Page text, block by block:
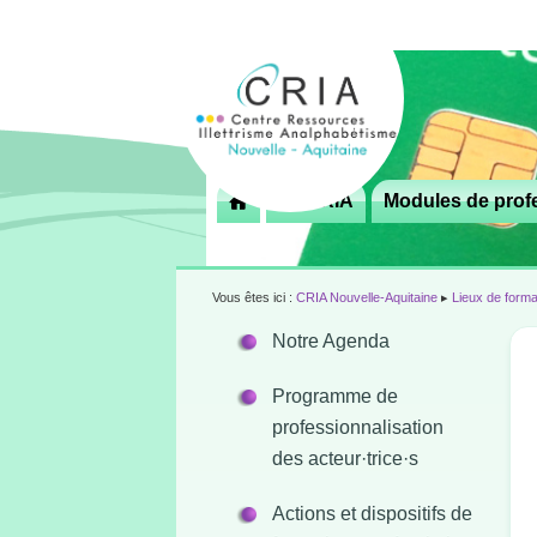
principal Le CRIA Modules de
Vous êtes ici : CRIA Nouvelle-Aquitaine ▸ Lieux de
Notre Agenda
Programme de
professionnalisation
des acteur·trice·s
Actions et dispositifs de